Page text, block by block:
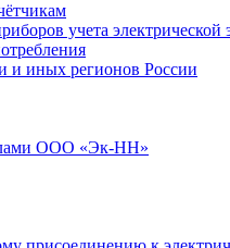
учета
и иных регионов России
ООО «Эк-НН»